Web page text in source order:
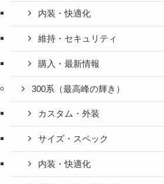
内装・快適化
維持・セキュリティ
購入・最新情報
300系（最高峰の輝き）
カスタム・外装
サイズ・スペック
内装・快適化